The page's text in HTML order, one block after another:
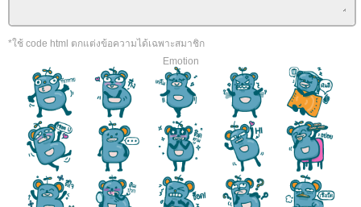
*ใช้ code html ตกแต่งข้อความได้เฉพาะสมาชิก
Emotion